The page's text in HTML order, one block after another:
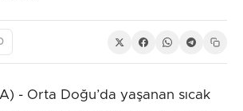
- Orta Doğu’da yaşanan sıcak